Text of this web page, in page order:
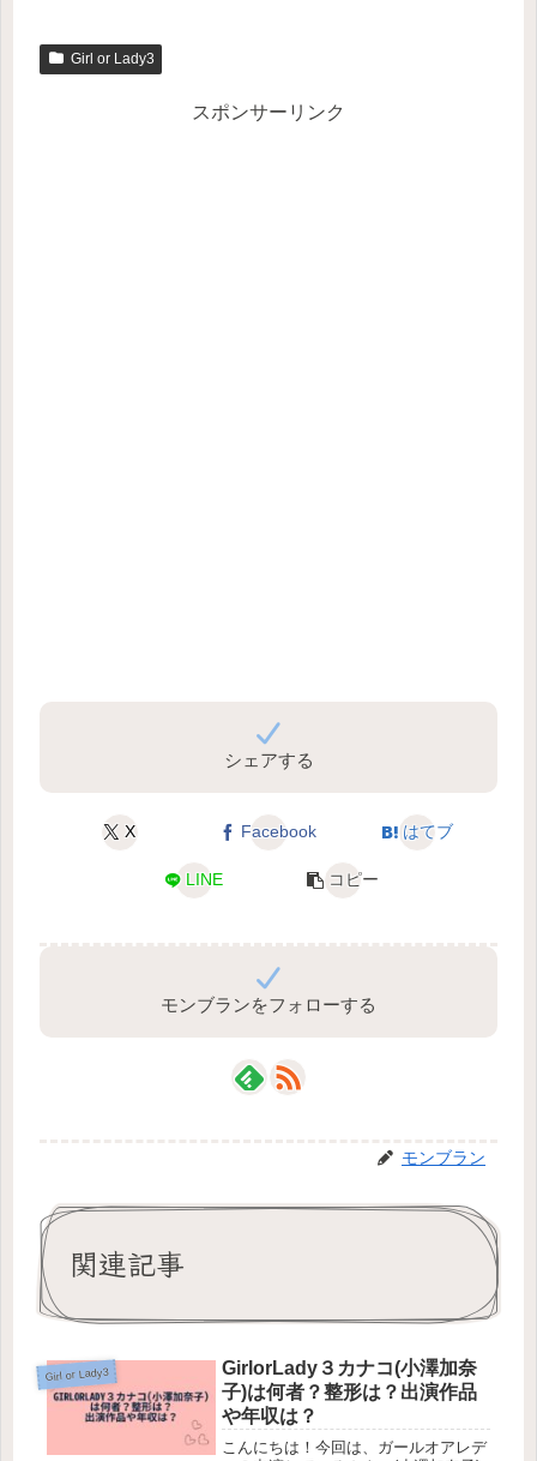
Girl or Lady3
スポンサーリンク
シェアする
X Facebook はてブ
LINE コピー
モンブランをフォローする
モンブラン
関連記事
Girl or Lady3
GirlorLady３カナコ(小澤加奈
子)は何者？整形は？出演作品
や年収は？
こんにちは！今回は、ガールオアレデ